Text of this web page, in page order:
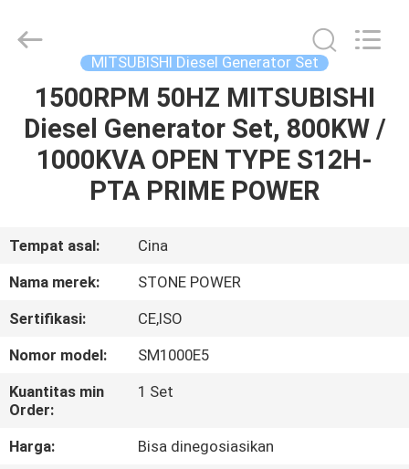
RUMAH
PRODUK
KAMI
PABRIK
KONTROL
KUALITAS
POWER
CO.,LTD.
Reserved.
MITSUBISHI Diesel Generator Set
1500RPM 50HZ MITSUBISHI
Diesel Generator Set, 800KW /
1000KVA OPEN TYPE S12H-
PTA PRIME POWER
Tempat asal:
Cina
Nama merek:
STONE POWER
Sertifikasi:
CE,ISO
Nomor model:
SM1000E5
Kuantitas min
Order:
1 Set
Harga:
Bisa dinegosiasikan